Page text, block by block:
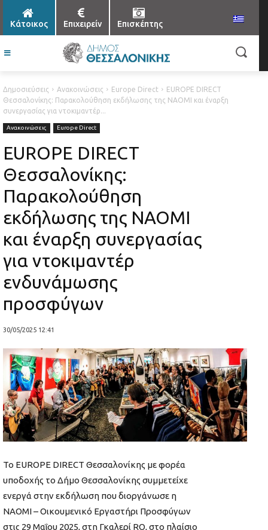
Κάτοικος Επιχειρείν Επισκέπτης
Δημοσιεύσεις Ανακοινώσεις Europe Direct
EUROPE DIRECT
Θεσσαλονίκης: Παρακολούθηση εκδήλωσης της ΝΑΟΜΙ και έναρξη
συνεργασίας για ντοκιμαντέρ...
Ανακοινώσεις Europe Direct
EUROPE DIRECT
Θεσσαλονίκης:
Παρακολούθηση
εκδήλωσης της ΝΑΟΜΙ
και έναρξη συνεργασίας
για ντοκιμαντέρ
ενδυνάμωσης
προσφύγων
30/05/2025 12:41
Το EUROPE DIRECT Θεσσαλονίκης με φορέα
υποδοχής το Δήμο Θεσσαλονίκης συμμετείχε
ενεργά στην εκδήλωση που διοργάνωσε η
ΝΑΟΜΙ – Οικουμενικό Εργαστήρι Προσφύγων
στις 29 Μαΐου 2025, στη Γκαλερί RO, στο πλαίσιο